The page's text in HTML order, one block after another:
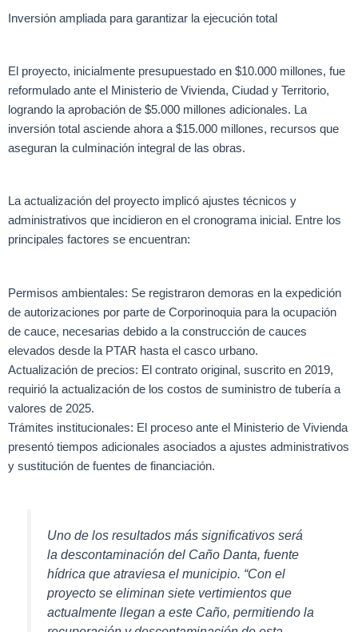
Inversión ampliada para garantizar la ejecución total
El proyecto, inicialmente presupuestado en $10.000 millones, fue
reformulado ante el Ministerio de Vivienda, Ciudad y Territorio,
logrando la aprobación de $5.000 millones adicionales. La
inversión total asciende ahora a $15.000 millones, recursos que
aseguran la culminación integral de las obras.
La actualización del proyecto implicó ajustes técnicos y
administrativos que incidieron en el cronograma inicial. Entre los
principales factores se encuentran:
Permisos ambientales: Se registraron demoras en la expedición
de autorizaciones por parte de Corporinoquia para la ocupación
de cauce, necesarias debido a la construcción de cauces
elevados desde la PTAR hasta el casco urbano.
Actualización de precios: El contrato original, suscrito en 2019,
requirió la actualización de los costos de suministro de tubería a
valores de 2025.
Trámites institucionales: El proceso ante el Ministerio de Vivienda
presentó tiempos adicionales asociados a ajustes administrativos
y sustitución de fuentes de financiación.
Uno de los resultados más significativos será
la descontaminación del Caño Danta, fuente
hídrica que atraviesa el municipio. “Con el
proyecto se eliminan siete vertimientos que
actualmente llegan a este Caño, permitiendo la